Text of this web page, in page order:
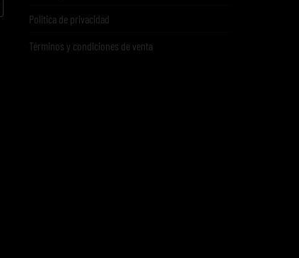
Politica de privacidad
Términos y condiciones de venta